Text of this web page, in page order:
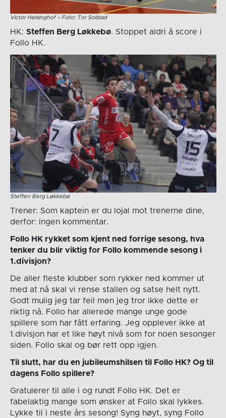
Victor Helsinghof – Foto: Tor Solstad
HK: Steffen Berg Løkkebø. Stoppet aldri å score i
Follo HK.
Steffen Berg Løkkebø
Trener: Som kaptein er du lojal mot trenerne dine,
derfor: ingen kommentar.
Follo HK rykket som kjent ned forrige sesong, hva
tenker du blir viktig for Follo kommende sesong i
1.divisjon?
De aller fleste klubber som rykker ned kommer ut
med at nå skal vi rense stallen og satse helt nytt.
Godt mulig jeg tar feil men jeg tror ikke dette er
riktig nå. Follo har allerede mange unge gode
spillere som har fått erfaring. Jeg opplever ikke at
1.divisjon har et like høyt nivå som for noen sesonger
siden. Follo skal og bør rett opp igjen.
Til slutt, har du en jubileumshilsen til Follo HK? Og til
dagens Follo spillere?
Gratulerer til alle i og rundt Follo HK. Det er
fabelaktig mange som ønsker at Follo skal lykkes.
Lykke til i neste års sesong! Syng høyt, syng Follo